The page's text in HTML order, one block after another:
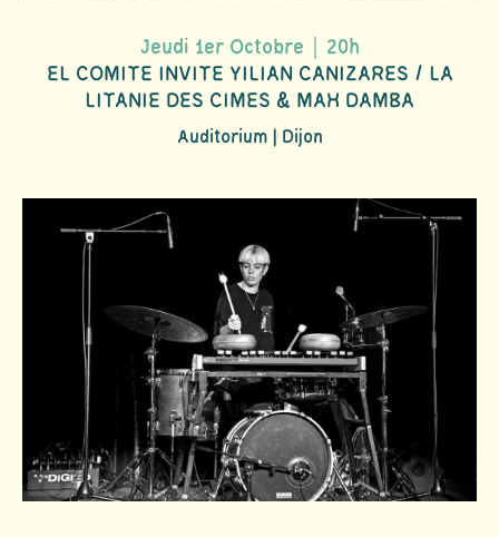
Jeudi 1er Octobre｜20h
EL COMITE INVITE YILIAN CANIZARES / LA
LITANIE DES CIMES & MAH DAMBA
Auditorium | Dijon